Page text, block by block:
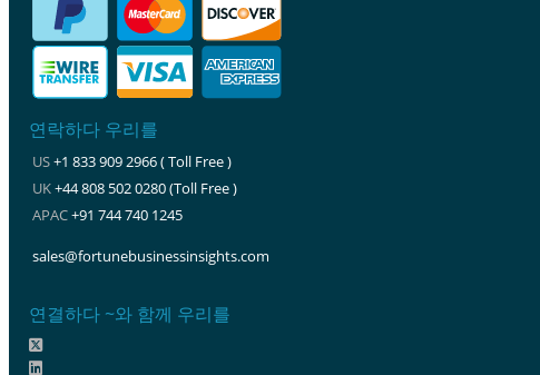
연락하다 우리를
US+1 833 909 2966 ( Toll Free )
UK+44 808 502 0280 (Toll Free )
APAC+91 744 740 1245
sales@fortunebusinessinsights.com
연결하다 ~와 함께 우리를